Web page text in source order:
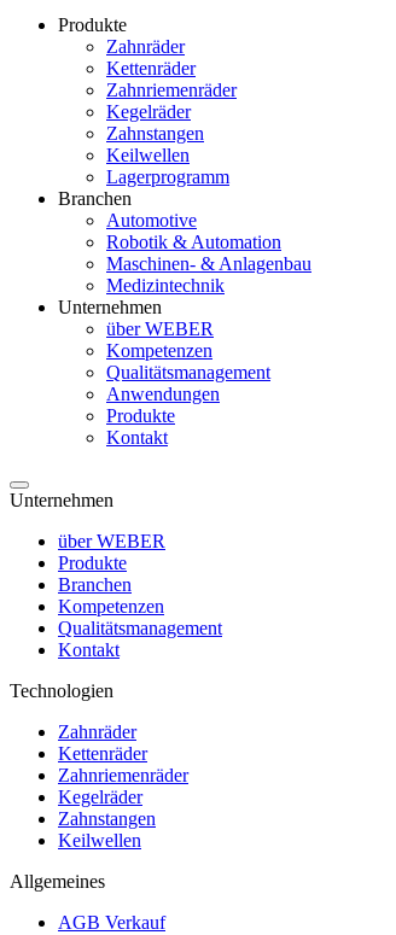
Produkte
Zahnräder
Kettenräder
Zahnriemenräder
Kegelräder
Zahnstangen
Keilwellen
Lagerprogramm
Branchen
Automotive
Robotik & Automation
Maschinen- & Anlagenbau
Medizintechnik
Unternehmen
über WEBER
Kompetenzen
Qualitätsmanagement
Anwendungen
Produkte
Kontakt
Unternehmen
über WEBER
Produkte
Branchen
Kompetenzen
Qualitätsmanagement
Kontakt
Technologien
Zahnräder
Kettenräder
Zahnriemenräder
Kegelräder
Zahnstangen
Keilwellen
Allgemeines
AGB Verkauf